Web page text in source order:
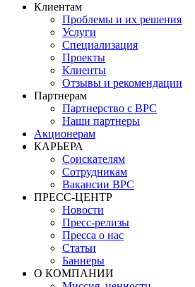
Клиентам
Проблемы и их решения
Услуги
Специализация
Проекты
Клиенты
Отзывы и рекомендации
Партнерам
Партнерство с BPC
Наши партнеры
Акционерам
КАРЬЕРА
Соискателям
Сотрудникам
Вакансии BPC
ПРЕСС-ЦЕНТР
Новости
Пресс-релизы
Пресса о нас
Статьи
Баннеры
О КОМПАНИИ